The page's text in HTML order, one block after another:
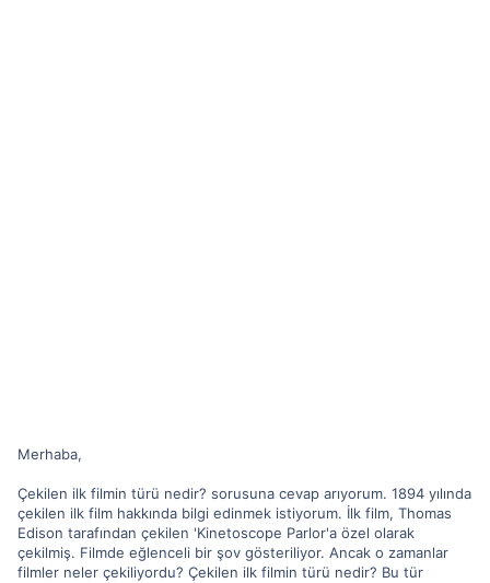
Merhaba,
Çekilen ilk filmin türü nedir? sorusuna cevap arıyorum. 1894 yılında
çekilen ilk film hakkında bilgi edinmek istiyorum. İlk film, Thomas
Edison tarafından çekilen 'Kinetoscope Parlor'a özel olarak
çekilmiş. Filmde eğlenceli bir şov gösteriliyor. Ancak o zamanlar
filmler neler çekiliyordu? Çekilen ilk filmin türü nedir? Bu tür